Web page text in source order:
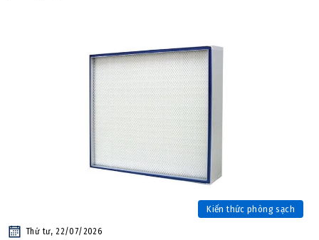
Kiến thức phòng sạch
Thứ tư, 22/07/2026